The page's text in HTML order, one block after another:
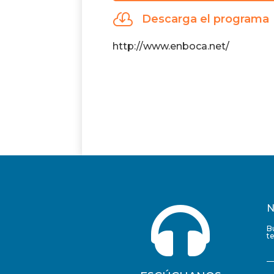
audio
 Descarga el programa
http://www.enboca.net/
